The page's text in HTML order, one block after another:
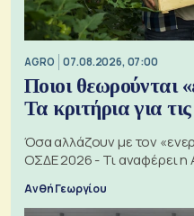
AGRO 07.08.2026, 07:00
Ποιοι θεωρούνται
Τα κριτήρια για τις
Όσα αλλάζουν με τον
ΟΣΔΕ 2026 - Τι αναφέρει
Ανθή Γεωργίου